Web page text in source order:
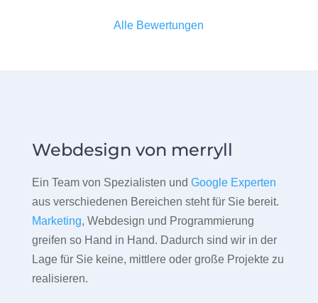
Alle Bewertungen
Webdesign von merryll
Ein Team von Spezialisten und Google Experten
aus verschiedenen Bereichen steht für Sie bereit.
Marketing, Webdesign und Programmierung
greifen so Hand in Hand. Dadurch sind wir in der
Lage für Sie keine, mittlere oder große Projekte zu
realisieren.